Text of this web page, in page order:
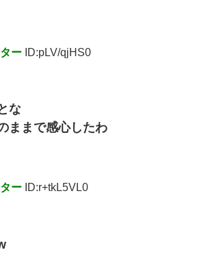
ー ID:pLV/qjHS0
な
ままで感心したわ
ー ID:r+tkL5VL0